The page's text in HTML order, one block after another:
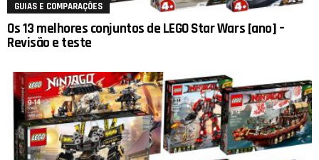
GUIAS E COMPARAÇÕES
Os 13 melhores conjuntos de LEGO Star Wars [ano] –
Revisão e teste